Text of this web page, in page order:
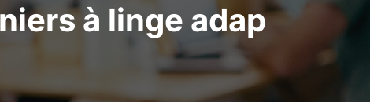
à linge adap